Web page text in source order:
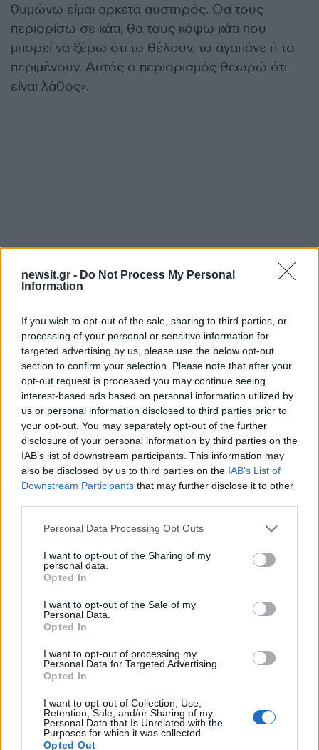
newsit.gr - Do Not Process My Personal
Information
If you wish to opt-out of the sale, sharing to third parties, or
processing of your personal or sensitive information for
targeted advertising by us, please use the below opt-out
section to confirm your selection. Please note that after your
opt-out request is processed you may continue seeing
interest-based ads based on personal information utilized by
us or personal information disclosed to third parties prior to
your opt-out. You may separately opt-out of the further
disclosure of your personal information by third parties on the
IAB’s list of downstream participants. This information may
also be disclosed by us to third parties on the IAB’s List of
Downstream Participants that may further disclose it to other
Please note that this website/app uses one or more Google
not limited to your visit or usage behaviour. You may click to
grant or deny consent to Google and its third-party tags to
use your data for below specified purposes in below Google
consent section.
Personal Data Processing Opt Outs
I want to opt-out of the Sharing of my
personal data.
Opted In
I want to opt-out of the Sale of my
Personal Data.
Opted In
I want to opt-out of processing my
Personal Data for Targeted Advertising.
Opted In
I want to opt-out of Collection, Use,
Retention, Sale, and/or Sharing of my
Personal Data that Is Unrelated with the
Purposes for which it was collected.
Opted Out
θυμώνω είμαι αρκετά αυστηρός. Θα τους
περιορίσω σε κάτι, θα τους κόψω κάτι που
μπορεί να ξέρω ότι το θέλουν, το αγαπάνε ή το
περιμένουν. Αυτός ο περιορισμός θεωρώ ότι
είναι λάθος».
«Υπάρχουν πιο εύκολες και καλές λύσεις. Αυτό
δεν μου αρέσει, γιατί και ο πατέρας μου σε
κάποια πράγματα ήταν αυστηρός και ενώ θέλω
να το ξεριζώσω, στο καπάκι το κάνω και εγώ.
Αυτό πρέπει να αλλάξει».
Αν τα χάσατε